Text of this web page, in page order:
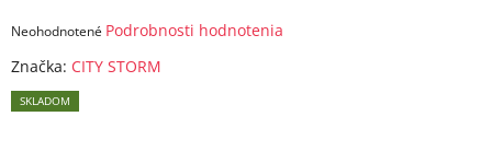
Priemerné
produktu
je
Neohodnotené Podrobnosti hodnotenia
Značka: CITY STORM
SKLADOM